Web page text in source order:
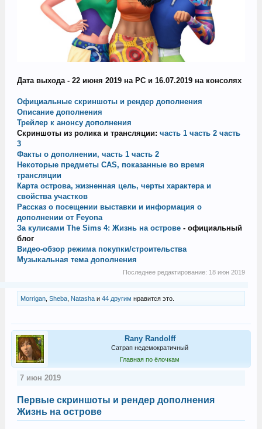
Дата выхода - 22 июня 2019 на PC и 16.07.2019 на консолях
Официальные скриншоты и рендер дополнения
Описание дополнения
Трейлер к анонсу дополнения
Скриншоты из ролика и трансляции: часть 1 часть 2часть
3
Факты о дополнении, часть 1 часть 2
Некоторые предметы CAS, показанные во время
трансляции
Карта острова, жизненная цель, черты характера и
свойства участков
Рассказ о посещении выставки и информация о
дополнении от Feyona
За кулисами The Sims 4: Жизнь на острове- официальный
блог
Видео-обзор режима покупки/строительства
Музыкальная тема дополнения
Последнее редактирование: 18 июн 2019
Morrigan, Sheba, Natashaи 44 другим нравится это.
Rany Randolff
Сатрап недемократичный
Главная по ёлочкам
7 июн 2019
Первые скриншоты и рендер дополнения
Жизнь на острове